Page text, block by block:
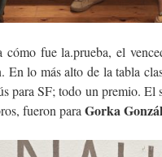
fue la.prueba, el
En lo más alto de la tabla
para SF; todo un premio.
fueron para Gorka